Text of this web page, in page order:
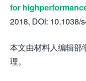
for
2018, DOI: 10.1038/
本文由材料人编辑部
理。